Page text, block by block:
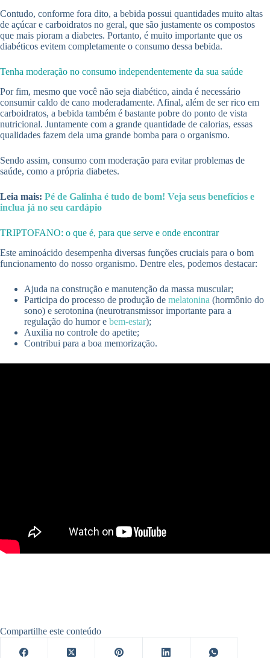
Contudo, conforme fora dito, a bebida possui quantidades muito altas
de açúcar e carboidratos no geral, que são justamente os compostos
que mais pioram a diabetes. Portanto, é muito importante que os
diabéticos evitem completamente o consumo dessa bebida.
Tenha moderação no consumo independentemente da sua saúde
Por fim, mesmo que você não seja diabético, ainda é necessário
consumir caldo de cano moderadamente. Afinal, além de ser rico em
carboidratos, a bebida também é bastante pobre do ponto de vista
nutricional. Juntamente com a grande quantidade de calorias, essas
qualidades fazem dela uma grande bomba para o organismo.
Sendo assim, consumo com moderação para evitar problemas de
saúde, como a própria diabetes.
Leia mais: Pé de Galinha é tudo de bom! Veja seus benefícios e
inclua já no seu cardápio
TRIPTOFANO: o que é, para que serve e onde encontrar
Este aminoácido desempenha diversas funções cruciais para o bom
funcionamento do nosso organismo. Dentre eles, podemos destacar:
Ajuda na construção e manutenção da massa muscular;
Participa do processo de produção de melatonina (hormônio do
sono) e serotonina (neurotransmissor importante para a
regulação do humor e bem-estar);
Auxilia no controle do apetite;
Contribui para a boa memorização.
Compartilhe este conteúdo